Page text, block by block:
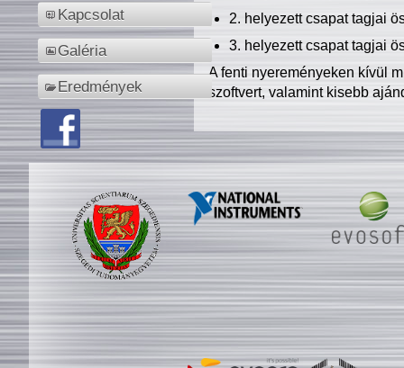
Kapcsolat
Galéria
Eredmények
2. helyezett csapat tagjai
3. helyezett csapat tagjai
A fenti nyereményeken kívül
szoftvert, valamint kisebb